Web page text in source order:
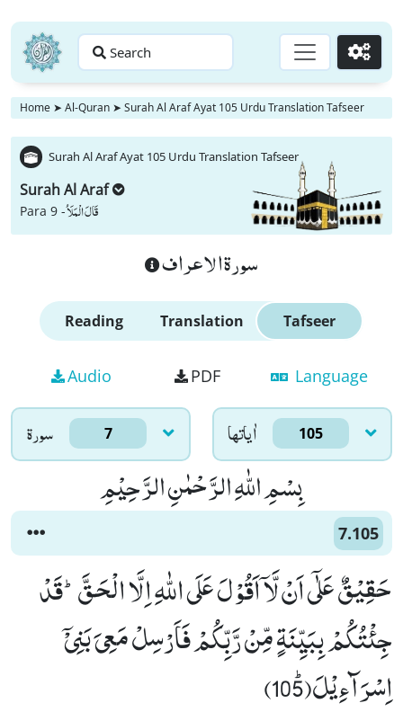
Search Go
Home ➤ Al-Quran ➤ Surah Al Araf Ayat 105 Urdu Translation Tafseer
Surah Al Araf Ayat 105 Urdu Translation Tafseer
Surah Al Araf
Para 9 -قَالَ الْمَلَاُ
سورة الاعراف
Reading Translation Tafseer
Audio PDF Language
سورۃ 7 اٰياتها 105
بِسْمِ اللّٰهِ الرَّحْمٰنِ الرَّحِیْمِ
7.105
حَقِیْقٌ عَلٰۤى اَنْ لَّاۤ اَقُوْلَ عَلَى اللّٰهِ اِلَّا الْحَقَّؕ-قَدْ
جِئْتُكُمْ بِبَیِّنَةٍ مِّنْ رَّبِّكُمْ فَاَرْسِلْ مَعِیَ بَنِیْۤ
اِسْرَآءِیْلَﭤ(105)